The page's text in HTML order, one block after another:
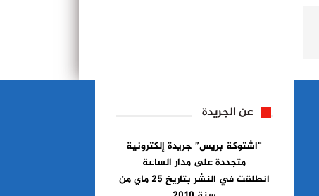
عن الجريدة
“اشتوكة بريس” جريدة إلكترونية
متجددة على مدار الساعة
انطلقت في النشر بتاريخ 25 ماي من